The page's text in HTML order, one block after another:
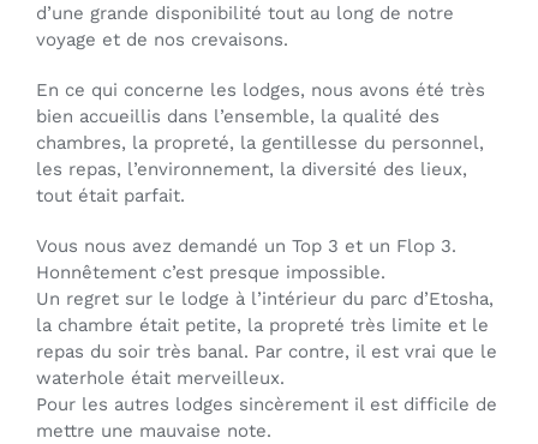
d’une grande disponibilité tout au long de notre
voyage et de nos crevaisons.
En ce qui concerne les lodges, nous avons été très
bien accueillis dans l’ensemble, la qualité des
chambres, la propreté, la gentillesse du personnel,
les repas, l’environnement, la diversité des lieux,
tout était parfait.
Vous nous avez demandé un Top 3 et un Flop 3.
Honnêtement c’est presque impossible.
Un regret sur le lodge à l’intérieur du parc d’Etosha,
la chambre était petite, la propreté très limite et le
repas du soir très banal. Par contre, il est vrai que le
waterhole était merveilleux.
Pour les autres lodges sincèrement il est difficile de
mettre une mauvaise note.